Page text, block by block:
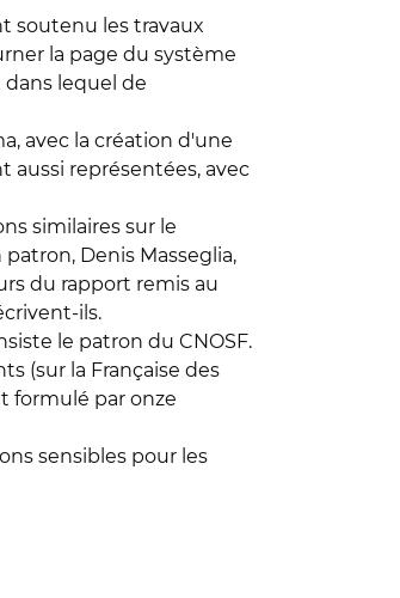
soutenu les travaux
la page du système
dans lequel de
avec la création d'une
aussi représentées, avec
similaires sur le
Denis Masseglia,
du rapport remis au
ils.
le patron du CNOSF.
(sur la Française des
formulé par onze
sensibles pour les